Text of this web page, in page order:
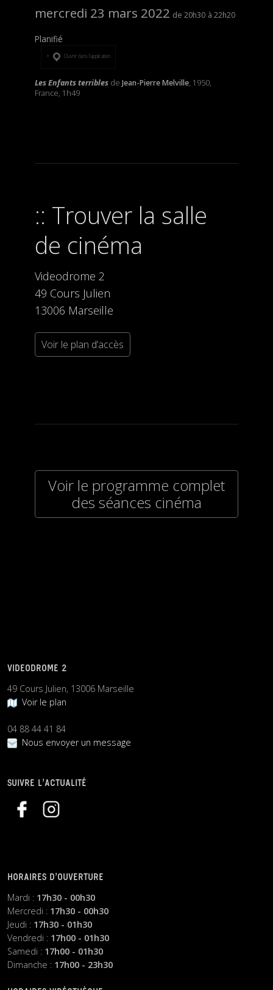
mercredi 23 mars 2022
20h30 22h20
Planifié
Ouvrir dans l’application
Les Enfants terriblesde Jean-Pierre Melville, 1950,
France, 1h49
Trouver la salle
de cinéma
Videodrome 2
49 Cours Julien
13006 Marseille
Voir le plan d’accès
Voir le programme complet
des séances cinéma
VIDEODROME 2
49 Cours Julien, 13006 Marseille
Voir le plan
04 88 44 41 84
Nous envoyer un message
SUIVRE L’ACTUALITÉ
HORAIRES D’OUVERTURE
Mardi : 17h30 - 00h30
Mercredi : 17h30 - 00h30
Jeudi : 17h30 - 01h30
Vendredi : 17h00 - 01h30
Samedi : 17h00 - 01h30
Dimanche : 17h00 - 23h30